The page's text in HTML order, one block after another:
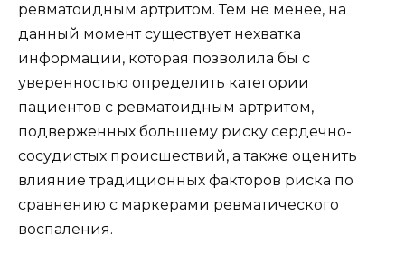
ревматоидным артритом. Тем не менее, на
данный момент существует нехватка
информации, которая позволила бы с
уверенностью определить категории
пациентов с ревматоидным артритом,
подверженных большему риску сердечно-
сосудистых происшествий, а также оценить
влияние традиционных факторов риска по
сравнению с маркерами ревматического
воспаления.